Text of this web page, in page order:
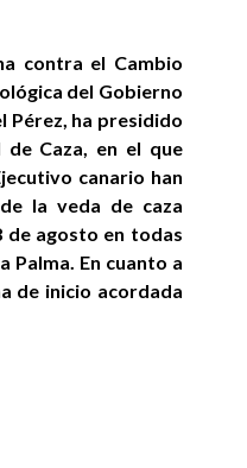
contra el Cambio
del Gobierno
Pérez, ha presidido
de Caza, en el que
canario han
la veda de caza
de agosto en todas
Palma. En cuanto a
de inicio acordada